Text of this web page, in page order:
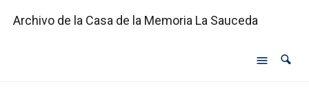
Archivo de la Casa de la Memoria La Sauceda